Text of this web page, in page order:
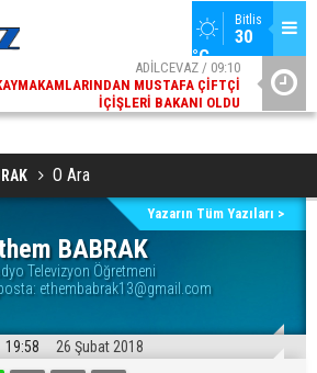
Bitlis
30
°C
ADİLCEVAZ / 09:10
MUSTAFA ÇIFTÇI
İÇIŞLERI BAKANI OLDU
O Ara
BABRAK
Televizyon Öğretmeni
ethembabrak13@gmail.com
Yazarın Tüm Yazıları >
19:58 26 Şubat 2018